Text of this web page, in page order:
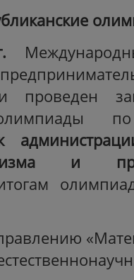
проведен
олимпиады
и